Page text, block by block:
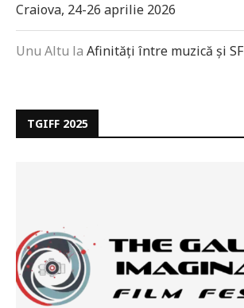
Craiova, 24-26 aprilie 2026
Unu Altu la Afinități între muzică și SF
TGIFF 2025